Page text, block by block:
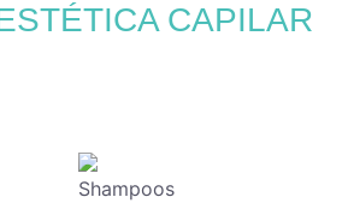
CAPILAR
Shampoos